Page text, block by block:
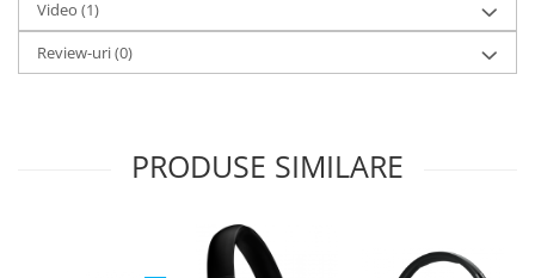
Video (1)
Review-uri(0)
PRODUSE SIMILARE